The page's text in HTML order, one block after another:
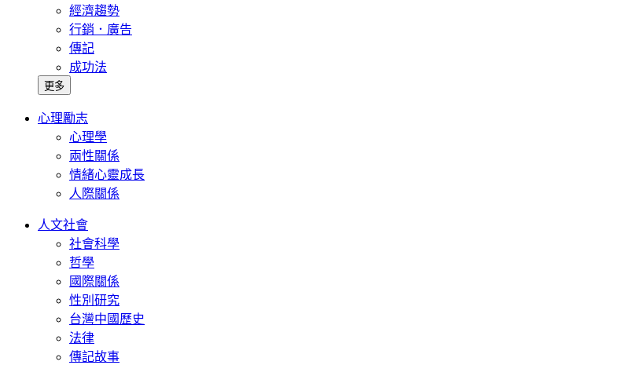
經濟趨勢
行銷．廣告
傳記
成功法
更多
心理勵志
心理學
兩性關係
情緒心靈成長
人際關係
人文社會
社會科學
哲學
國際關係
性別研究
台灣中國歷史
法律
傳記故事